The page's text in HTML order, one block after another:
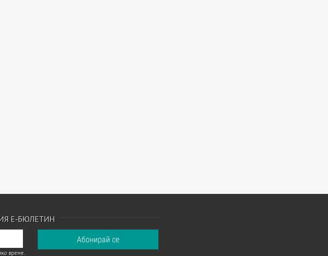
Е-БЮЛЕТИН
време.